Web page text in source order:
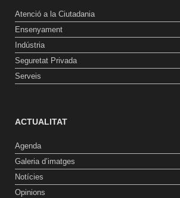
Atenció a la Ciutadania
Ensenyament
Indústria
Seguretat Privada
Serveis
ACTUALITAT
Agenda
Galeria d’imatges
Notícies
Opinions